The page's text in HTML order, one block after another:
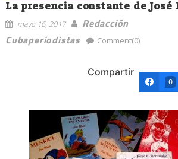
La presencia constante de
mayo 16, 2017
Redacción
Cubaperiodistas
Comment(0)
Compartir
0